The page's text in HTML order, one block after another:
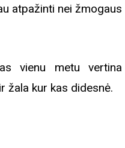
atpažinti nei žmogaus
vienu metu vertina
žala kur kas didesnė.